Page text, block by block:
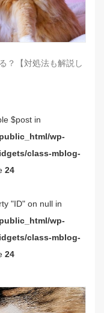
？【対処法も解説し
$post in
wp-
class-mblog-
24
"ID" on null in
wp-
class-mblog-
24